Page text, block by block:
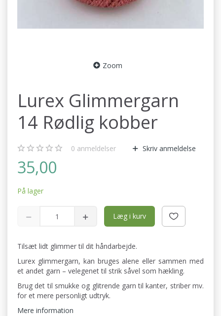
Zoom
Lurex Glimmergarn
14 Rødlig kobber
0 anmeldelser Skriv anmeldelse
35,00
På lager
Læg i kurv
Tilsæt lidt glimmer til dit håndarbejde.
Lurex glimmergarn, kan bruges alene eller sammen med
et andet garn – velegenet til strik såvel som hækling.
Brug det til smukke og glitrende garn til kanter, striber mv.
for et mere personligt udtryk.
Mere information